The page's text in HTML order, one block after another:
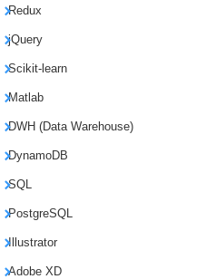
Redux
jQuery
Scikit-learn
Matlab
DWH (Data Warehouse)
DynamoDB
SQL
PostgreSQL
Illustrator
Adobe XD